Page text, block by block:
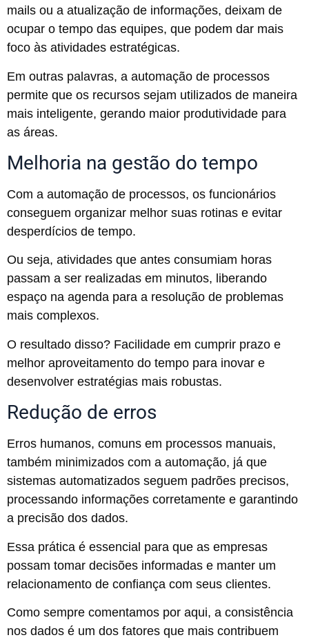
mails ou a atualização de informações, deixam de
ocupar o tempo das equipes, que podem dar mais
foco às atividades estratégicas.
Em outras palavras, a automação de processos
permite que os recursos sejam utilizados de maneira
mais inteligente, gerando maior produtividade para
as áreas.
Melhoria na gestão do tempo
Com a automação de processos, os funcionários
conseguem organizar melhor suas rotinas e evitar
desperdícios de tempo.
Ou seja, atividades que antes consumiam horas
passam a ser realizadas em minutos, liberando
espaço na agenda para a resolução de problemas
mais complexos.
O resultado disso? Facilidade em cumprir prazo e
melhor aproveitamento do tempo para inovar e
desenvolver estratégias mais robustas.
Redução de erros
Erros humanos, comuns em processos manuais,
também minimizados com a automação, já que
sistemas automatizados seguem padrões precisos,
processando informações corretamente e garantindo
a precisão dos dados.
Essa prática é essencial para que as empresas
possam tomar decisões informadas e manter um
relacionamento de confiança com seus clientes.
Como sempre comentamos por aqui, a consistência
nos dados é um dos fatores que mais contribuem